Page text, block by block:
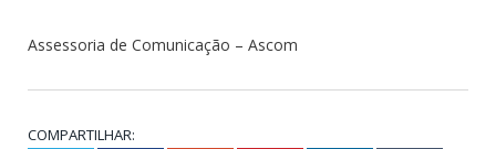
Assessoria de Comunicação – Ascom
COMPARTILHAR: